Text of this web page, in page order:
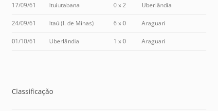
17/09/61 Ituiutabana 0 x 2 Uberlândia
24/09/61 Itaú (I. de Minas) 6 x 0 Araguari
01/10/61 Uberlândia 1 x 0 Araguari
Classificação